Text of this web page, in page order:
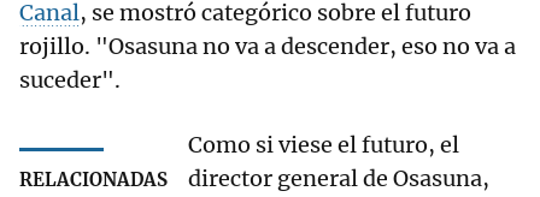
Canal, se mostró categórico sobre el futuro
rojillo. "Osasuna no va a descender, eso no va a
suceder".
RELACIONADAS
Como si viese el futuro, el
director general de Osasuna,